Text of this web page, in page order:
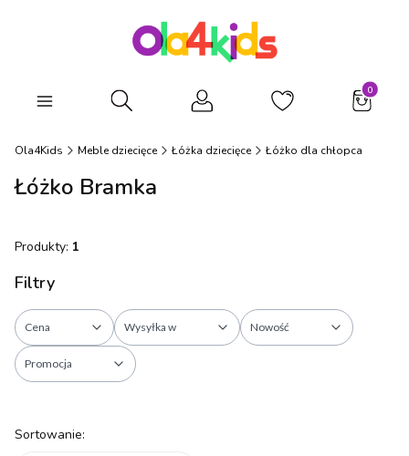
Otwórz wyszukiwarkę
Ola4Kids Meble dziecięce Łóżka dziecięce Łóżko dla chłopca
Łóżko Bramka
Produkty: 1
Filtry
Cena Wysyłka w Nowość
Promocja
Lista produktów
Sortowanie: